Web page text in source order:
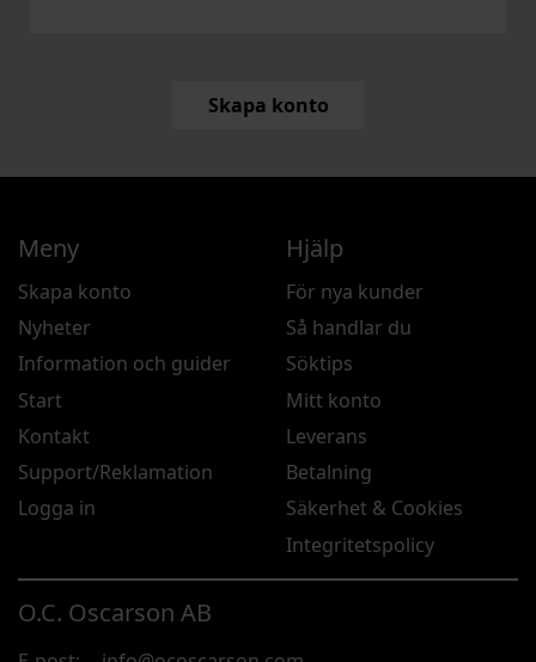
Skapa konto
O.C. Oscarson AB
Meny
Skapa konto
Nyheter
Information och guider
Start
Kontakt
Support/Reklamation
Logga in
Hjälp
För nya kunder
Så handlar du
Söktips
Mitt konto
Leverans
Betalning
Säkerhet & Cookies
Integritetspolicy